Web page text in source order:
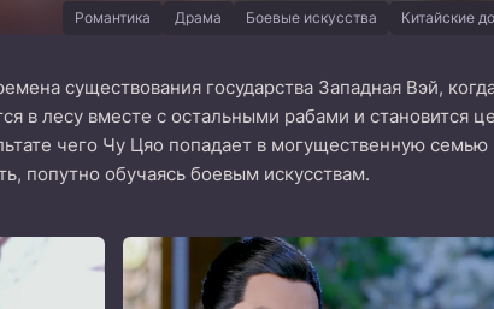
Романтика Драма Боевые искусства Китайские
существования государства Западная Вэй,
в лесу вместе с остальными рабами и становится
чего Чу Цяо попадает в могущественную
попутно обучаясь боевым искусствам.